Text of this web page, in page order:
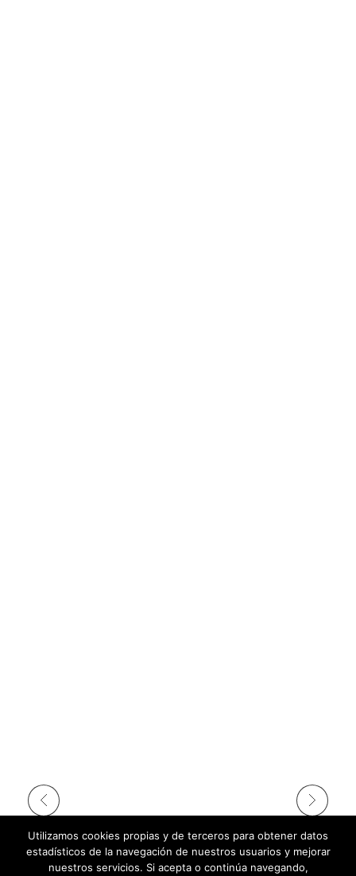
Utilizamos cookies propias y de terceros para obtener datos
estadísticos de la navegación de nuestros usuarios y mejorar
nuestros servicios. Si acepta o continúa navegando,